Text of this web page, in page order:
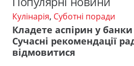
Кулінарія, Суботні поради
Кладете аспірин у
Сучасні рекомендації
відмовитися